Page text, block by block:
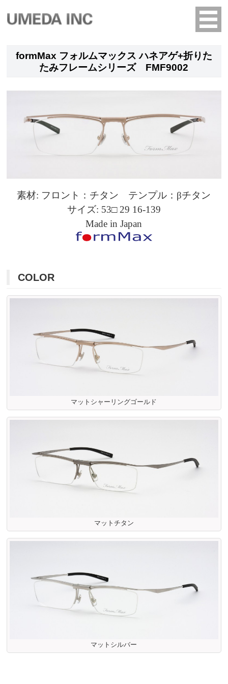
formMax フォルムマックス ハネアゲ+折りた
たみフレームシリーズ FMF9002
素材: フロント：チタン テンプル：βチタン
サイズ: 53□ 29 16-139
Made in Japan
COLOR
マットシャーリングゴールド
マットチタン
マットシルバー